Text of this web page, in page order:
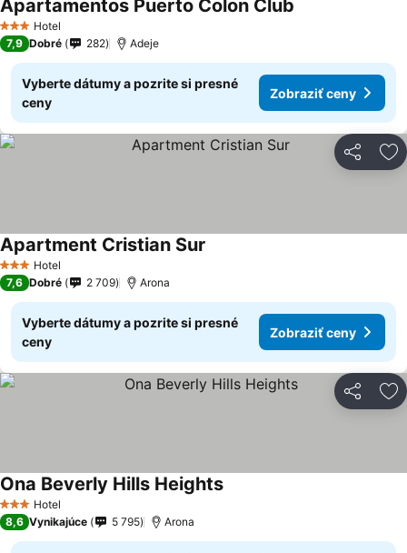
3 Počet hviezdičiek
Hotel
Apartamentos Puerto Colon Club
7,9 Dobré 282 Adeje
Vyberte dátumy a pozrite si presné
ceny
Zobraziť ceny
Zdieľať
3 Počet hviezdičiek
Hotel
Apartment Cristian Sur
7,6 Dobré 2 709 Arona
Vyberte dátumy a pozrite si presné
ceny
Zobraziť ceny
Zdieľať
3 Počet hviezdičiek
Hotel
Ona Beverly Hills Heights
8,6 Vynikajúce 5 795 Arona